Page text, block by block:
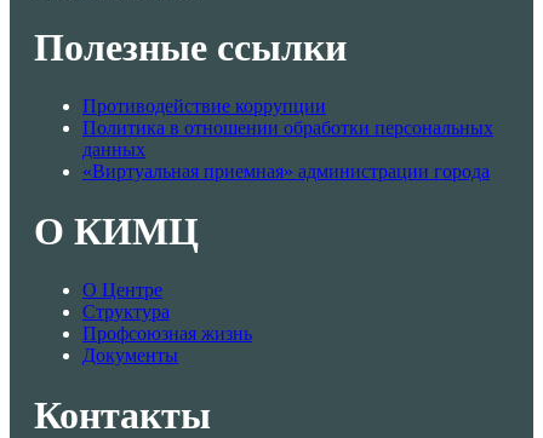
Полезные ссылки
Противодействие коррупции
Политика в отношении обработки персональных
данных
«Виртуальная приемная» администрации города
О КИМЦ
О Центре
Структура
Профсоюзная жизнь
Документы
Контакты